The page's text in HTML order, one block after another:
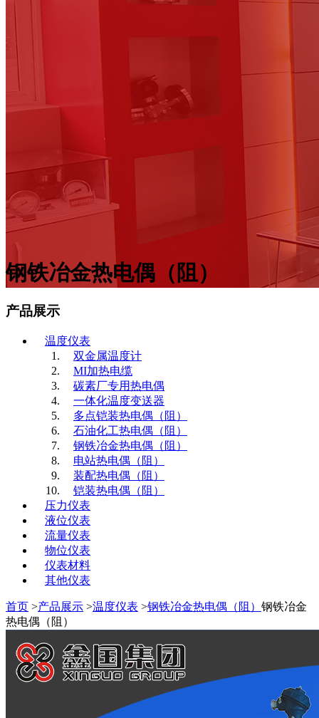
钢铁冶金热电偶（阻）
产品展示
温度仪表
双金属温度计
MI加热电缆
碳素厂专用热电偶
一体化温度变送器
多点铠装热电偶（阻）
石油化工热电偶（阻）
钢铁冶金热电偶（阻）
电站热电偶（阻）
装配热电偶（阻）
铠装热电偶（阻）
压力仪表
液位仪表
流量仪表
物位仪表
仪表材料
其他仪表
首页 >产品展示 >温度仪表 >钢铁冶金热电偶（阻） 钢铁冶金
热电偶（阻）